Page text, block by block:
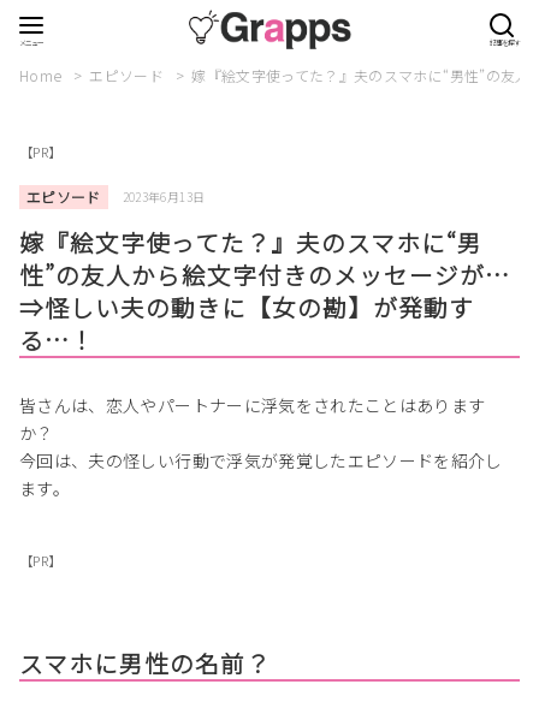
Home エピソード 嫁『絵文字使ってた？』夫のスマホに“男性”の友
【PR】
エピソード 2023年6月13日
嫁『絵文字使ってた？』夫のスマホに“男
性”の友人から絵文字付きのメッセージが…
⇒怪しい夫の動きに【女の勘】が発動す
る…！
皆さんは、恋人やパートナーに浮気をされたことはあります
か？
今回は、夫の怪しい行動で浮気が発覚したエピソードを紹介し
ます。
【PR】
スマホに男性の名前？